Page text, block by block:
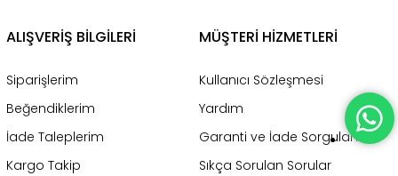
ALIŞVERİŞ BİLGİLERİ
Siparişlerim
Beğendiklerim
İade Taleplerim
Kargo Takip
MÜŞTERİ HİZMETLERİ
Kullanıcı Sözleşmesi
Yardım
Garanti ve İade Sorgulama
Sıkça Sorulan Sorular